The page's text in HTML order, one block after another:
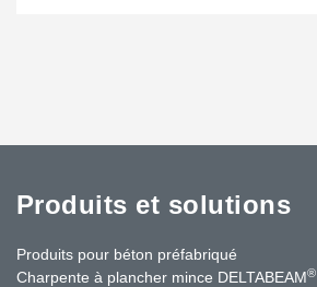
Produits et solutions
Produits pour béton préfabriqué
Charpente à plancher mince DELTABEAM®